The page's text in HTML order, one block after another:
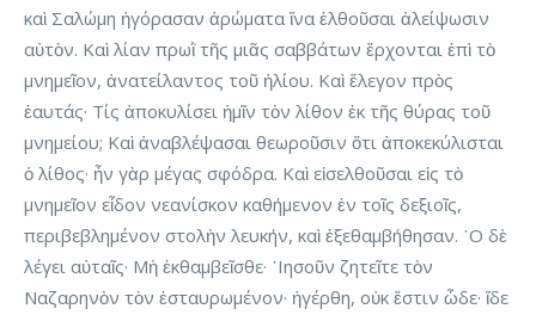
καὶ Σαλώμη ἠγόρασαν ἀρώματα ἵνα ἐλθοῦσαι ἀλείψωσιν
αὐτὸν. Καὶ λίαν πρωῒ τῆς μιᾶς σαββάτων ἔρχονται ἐπὶ τὸ
μνημεῖον, ἀνατείλαντος τοῦ ἡλίου. Καὶ ἔλεγον πρὸς
ἑαυτάς· Τίς ἀποκυλίσει ἡμῖν τὸν λίθον ἐκ τῆς θύρας τοῦ
μνημείου; Καὶ ἀναβλέψασαι θεωροῦσιν ὅτι ἀποκεκύλισται
ὁ λίθος· ἦν γὰρ μέγας σφόδρα. Καὶ εἰσελθοῦσαι εἰς τὸ
μνημεῖον εἶδον νεανίσκον καθήμενον ἐν τοῖς δεξιοῖς,
περιβεβλημένον στολὴν λευκήν, καὶ ἐξεθαμβήθησαν. ῾Ο δὲ
λέγει αὐταῖς· Μὴ ἐκθαμβεῖσθε· ᾿Ιησοῦν ζητεῖτε τὸν
Ναζαρηνὸν τὸν ἐσταυρωμένον· ἠγέρθη, οὐκ ἔστιν ὧδε· ἴδε